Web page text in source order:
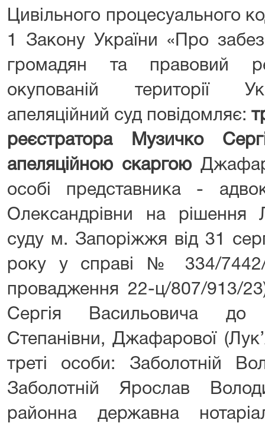
Цивільного процесуального
1 Закону України «Про
громадян та правовий
окупованій території
апеляційний суд повідомляє:
реєстратора Музичко
апеляційною скаргою
особі представника -
Олександрівни на рішення
суду м. Запоріжжя від 31
року у справі № 334/
провадження 22-ц/807/913/
Сергія Васильовича до
Степанівни, Джафарової
треті особи: Заболотній
Заболотній Ярослав
районна державна